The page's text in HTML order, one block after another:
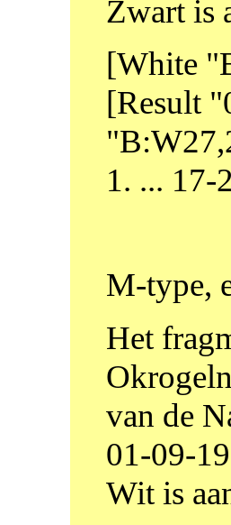
Zwart is
[White
[Result
1. ... 17-
M-type,
Het
van de
01-09-
Wit is